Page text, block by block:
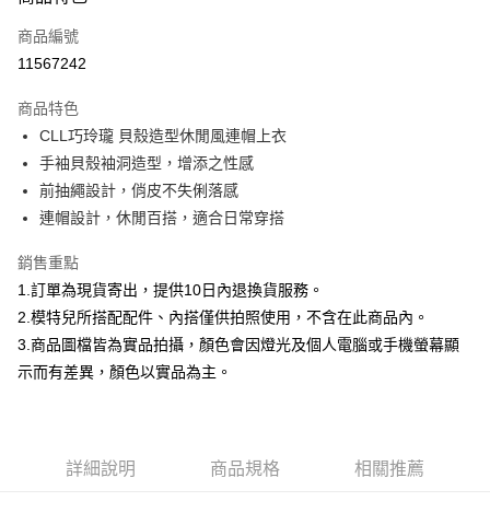
信用卡一次付款
信用卡分期付款
合作金庫商業銀行
華南商業銀行
彰化商業銀行
上海商業儲蓄銀行
國泰世華商業銀行
臺灣中小企業銀行
台中商業銀行
聯邦商業銀行
元大商業銀行
永豐商業銀行
台新國際商業銀行
中國信託商業銀行
台灣樂天信用卡公司
超商取貨付款
LINE Pay
Apple Pay
悠遊付
Google Pay
大哥付你分期
2.付款方式選擇「大哥付你分期」，訂單成立後會自動跳轉到大哥付的交易
流程，驗證手機門號後，選擇欲分期的期數、繳款截止日，確認付款後即完
相關說明
商品編號
11567242
商品特色
CLL巧玲瓏 貝殼造型休閒風連帽上衣
手袖貝殼袖洞造型，增添之性感
前抽繩設計，俏皮不失俐落感
連帽設計，休閒百搭，適合日常穿搭
銷售重點
1.訂單為現貨寄出，提供10日內退換貨服務。
2.模特兒所搭配配件、內搭僅供拍照使用，不含在此商品內。
3.商品圖檔皆為實品拍攝，顏色會因燈光及個人電腦或手機螢幕顯
示而有差異，顏色以實品為主。
詳細說明 商品規格 相關推薦